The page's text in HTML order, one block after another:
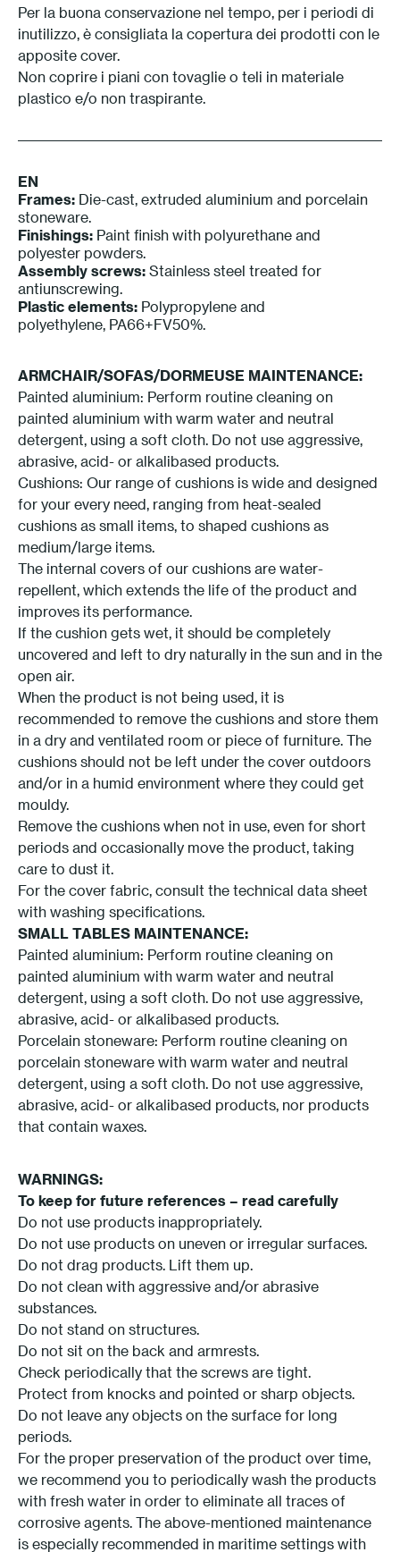
Per la buona conservazione nel tempo, per i periodi di
inutilizzo, è consigliata la copertura dei prodotti con le
apposite cover.
Non coprire i piani con tovaglie o teli in materiale
plastico e/o non traspirante.
EN
Frames: Die-cast, extruded aluminium and porcelain
stoneware.
Finishings: Paint finish with polyurethane and
polyester powders.
Assembly screws: Stainless steel treated for
antiunscrewing.
Plastic elements: Polypropylene and
polyethylene, PA66+FV50%.
ARMCHAIR/SOFAS/DORMEUSE MAINTENANCE:
Painted aluminium: Perform routine cleaning on
painted aluminium with warm water and neutral
detergent, using a soft cloth. Do not use aggressive,
abrasive, acid- or alkalibased products.
Cushions: Our range of cushions is wide and designed
for your every need, ranging from heat-sealed
cushions as small items, to shaped cushions as
medium/large items.
The internal covers of our cushions are water-
repellent, which extends the life of the product and
improves its performance.
If the cushion gets wet, it should be completely
uncovered and left to dry naturally in the sun and in the
open air.
When the product is not being used, it is
recommended to remove the cushions and store them
in a dry and ventilated room or piece of furniture. The
cushions should not be left under the cover outdoors
and/or in a humid environment where they could get
mouldy.
Remove the cushions when not in use, even for short
periods and occasionally move the product, taking
care to dust it.
For the cover fabric, consult the technical data sheet
with washing specifications.
SMALL TABLES MAINTENANCE:
Painted aluminium: Perform routine cleaning on
painted aluminium with warm water and neutral
detergent, using a soft cloth. Do not use aggressive,
abrasive, acid- or alkalibased products.
Porcelain stoneware: Perform routine cleaning on
porcelain stoneware with warm water and neutral
detergent, using a soft cloth. Do not use aggressive,
abrasive, acid- or alkalibased products, nor products
that contain waxes.
WARNINGS:
To keep for future references – read carefully
Do not use products inappropriately.
Do not use products on uneven or irregular surfaces.
Do not drag products. Lift them up.
Do not clean with aggressive and/or abrasive
substances.
Do not stand on structures.
Do not sit on the back and armrests.
Check periodically that the screws are tight.
Protect from knocks and pointed or sharp objects.
Do not leave any objects on the surface for long
periods.
For the proper preservation of the product over time,
we recommend you to periodically wash the products
with fresh water in order to eliminate all traces of
corrosive agents. The above-mentioned maintenance
is especially recommended in maritime settings with